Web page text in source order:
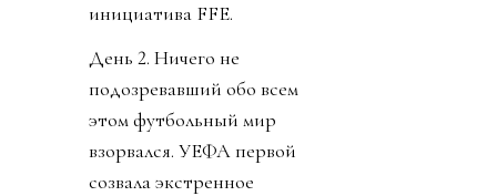
инициатива FFE.
День 2. Ничего не
подозревавший обо всем
этом футбольный мир
взорвался. УЕФА первой
созвала экстренное